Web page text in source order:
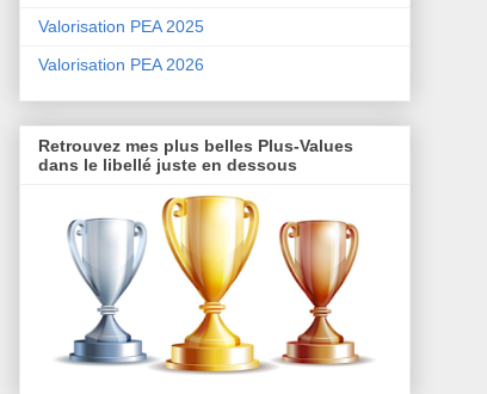
Valorisation PEA 2025
Valorisation PEA 2026
Retrouvez mes plus belles Plus-Values
dans le libellé juste en dessous